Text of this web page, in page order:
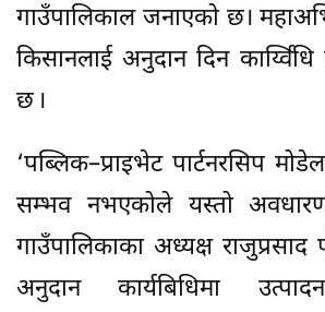
गाउँपालिकाल जनाएको छ।
किसानलाई अनुदान दिन
छ ।
‘पब्लिक–प्राइभेट पार्टनरसिप
सम्भव नभएकोले यस्तो
गाउँपालिकाका अध्यक्ष राजुप्रसाद
अनुदान कार्यबिधिमा